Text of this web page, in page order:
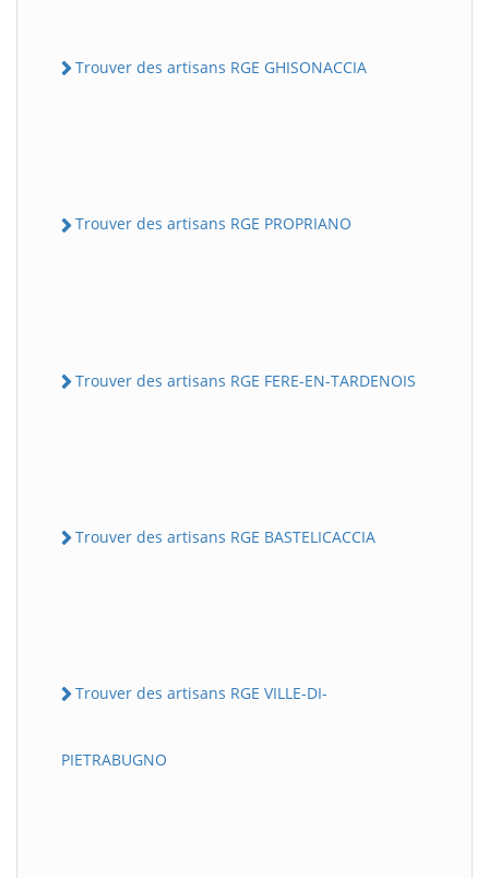
Trouver des artisans RGE GHISONACCIA
Trouver des artisans RGE PROPRIANO
Trouver des artisans RGE FERE-EN-TARDENOIS
Trouver des artisans RGE BASTELICACCIA
Trouver des artisans RGE VILLE-DI-
PIETRABUGNO